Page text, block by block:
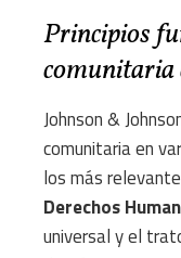
Principios
comunitaria
Johnson &
comunitaria en
los más
Derechos
universal y el